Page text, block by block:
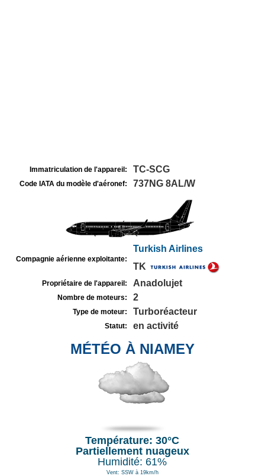
Immatriculation de l'appareil: TC-SCG
Code IATA du modèle d'aéronef: 737NG 8AL/W
Compagnie aérienne exploitante:
Turkish Airlines
TK
Propriétaire de l'appareil: Anadolujet
Nombre de moteurs: 2
Type de moteur: Turboréacteur
Statut: en activité
MÉTÉO À NIAMEY
Température: 30°C
Partiellement nuageux
Humidité: 61%
Vent: SSW à 19km/h